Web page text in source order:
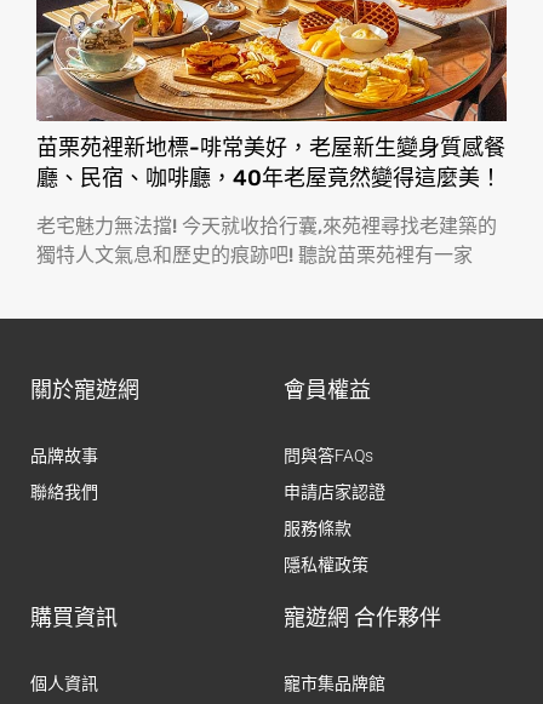
苗栗苑裡新地標-啡常美好，老屋新生變身質感餐
廳、民宿、咖啡廳，40年老屋竟然變得這麼美！
老宅魅力無法擋! 今天就收拾行囊,來苑裡尋找老建築的
獨特人文氣息和歷史的痕跡吧! 聽說苗栗苑裡有一家
關於寵遊網
品牌故事
聯絡我們
會員權益
問與答FAQs
申請店家認證
服務條款
隱私權政策
購買資訊
個人資訊
寵遊網 合作夥伴
寵市集品牌館